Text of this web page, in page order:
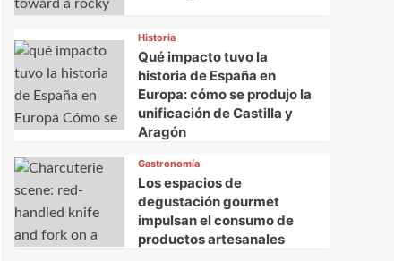
Historia
Qué impacto tuvo la
historia de España en
Europa: cómo se produjo la
unificación de Castilla y
Aragón
Gastronomía
Los espacios de
degustación gourmet
impulsan el consumo de
productos artesanales